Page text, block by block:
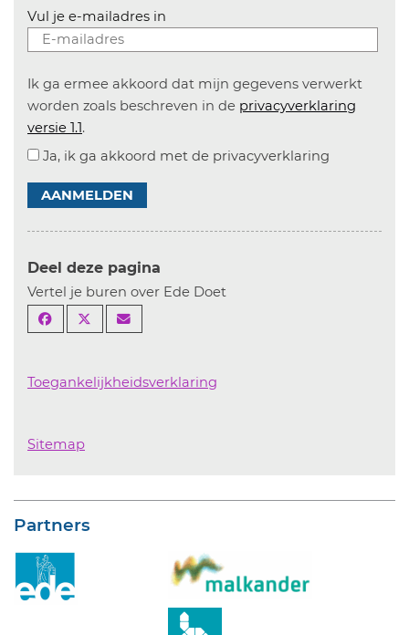
Vul je e-mailadres in
Ik ga ermee akkoord dat mijn gegevens verwerkt
worden zoals beschreven in de privacyverklaring
versie 1.1.
Ja, ik ga akkoord met de privacyverklaring
AANMELDEN
Deel deze pagina
Vertel je buren over Ede Doet
Toegankelijkheidsverklaring
Sitemap
Partners